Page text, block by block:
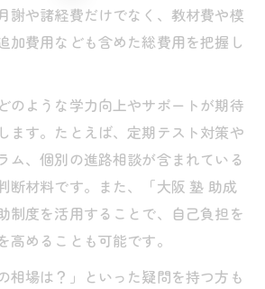
謝や諸経費だけでなく、教材費や模
加費用なども含めた総費用を把握し
のような学力向上やサポートが期待
ます。たとえば、定期テスト対策や
ム、個別の進路相談が含まれている
断材料です。また、「大阪 塾 助成
制度を活用することで、自己負担を
高めることも可能です。
相場は？」といった疑問を持つ方も